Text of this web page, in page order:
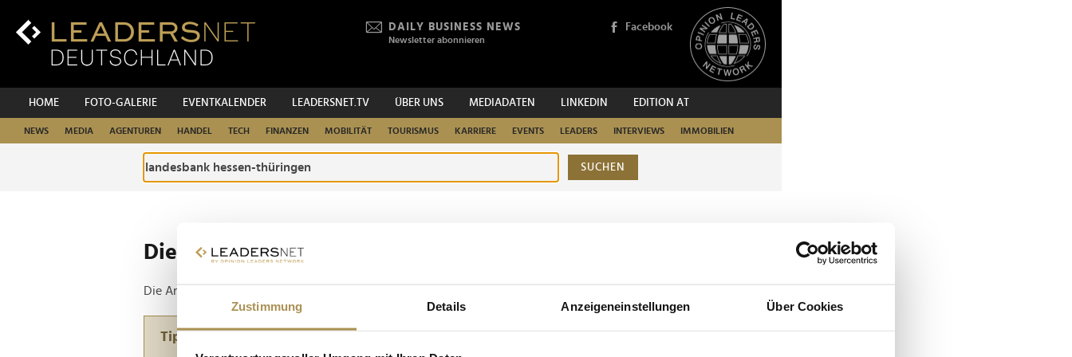
Zustimmung Details Anzeigeneinstellungen Über Cookies
Inhalt
DAILY BUSINESS NEWS
Newsletter abonnieren
Facebook
HOME FOTO-GALERIE EVENTKALENDER LEADERSNET.TV ÜBER UNS MEDIADATEN LINKEDIN EDITION AT
NEWS MEDIA AGENTUREN HANDEL TECH FINANZEN MOBILITÄT TOURISMUS KARRIERE EVENTS LEADERS INTERVIEWS IMMOBILIEN
SUCHEN
Die ganze Website durchsuchen
Die Anfrage ergab 1 Treffer.
Tipp